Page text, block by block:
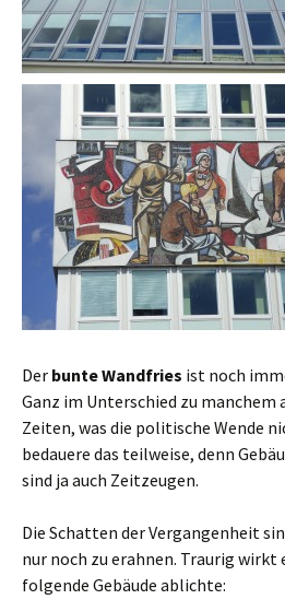
Der bunte Wandfries ist noch
Ganz im Unterschied zu manchem
Zeiten, was die politische Wende
bedauere das teilweise, denn
sind ja auch Zeitzeugen.
Die Schatten der Vergangenheit
nur noch zu erahnen. Traurig wirkt
folgende Gebäude ablichte: